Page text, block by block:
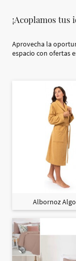
¡Acoplamos tus
Aprovecha la
espacio con ofertas
Albornoz